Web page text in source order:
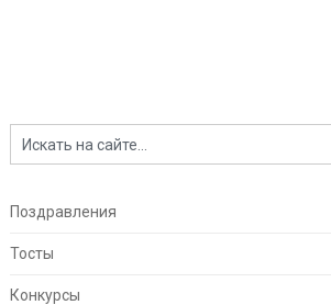
Поздравления
Тосты
Конкурсы